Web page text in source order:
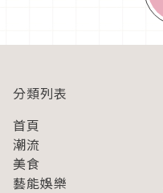
分類列表
首頁
潮流
美食
藝能娛樂